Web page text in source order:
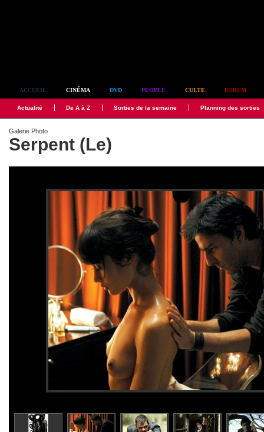
ACCUEIL CINÉMA DVD PEOPLE CULTE FORUM
Actualité De A à Z Sorties de la semaine Planning des sorties
Galerie Photo
Serpent (Le)